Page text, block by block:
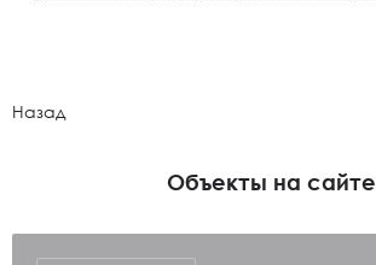
Назад
Объекты на сайте